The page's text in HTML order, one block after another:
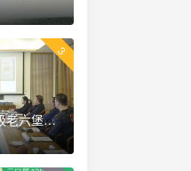
3
上海 全球顶级 古董级老六堡品鉴会 2018.12